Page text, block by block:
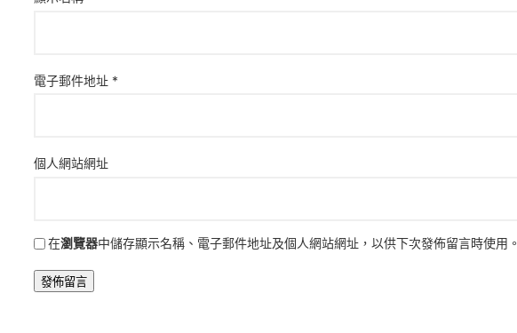
電子郵件地址 *
個人網站網址
在瀏覽器中儲存顯示名稱、電子郵件地址及個人網站網址，以供下次發佈留言時使用。